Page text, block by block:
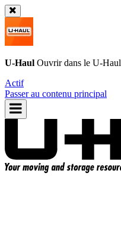
U-Haul Ouvrir dans le U-Haul
Actif
Passer au contenu principal